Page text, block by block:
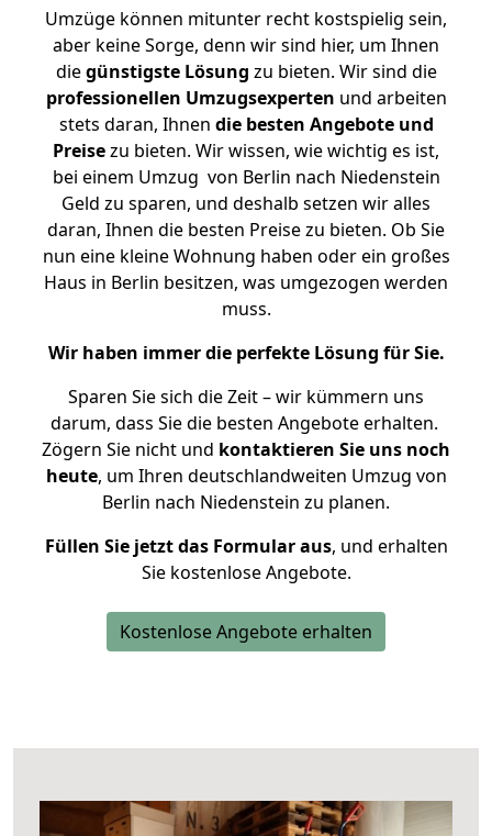
Umzüge können mitunter recht kostspielig sein,
aber keine Sorge, denn wir sind hier, um Ihnen
diegünstigste Lösung zu bieten. Wir sind die
professionellen Umzugsexperten und arbeiten
stets daran, Ihnen die besten Angebote und
Preisezu bieten. Wir wissen, wie wichtig es ist,
bei einem Umzug von Berlin nach Niedenstein
Geld zu sparen, und deshalb setzen wir alles
daran, Ihnen die besten Preise zu bieten. Ob Sie
nun eine kleine Wohnung haben oder ein großes
Haus in Berlin besitzen, was umgezogen werden
muss.
Wir haben immer die perfekte Lösung für Sie.
Sparen Sie sich die Zeit – wir kümmern uns
darum, dass Sie die besten Angebote erhalten.
Zögern Sie nicht und kontaktieren Sie uns noch
heute, um Ihren deutschlandweiten Umzug von
Berlin nach Niedenstein zu planen.
Füllen Sie jetzt das Formular aus, und erhalten
Sie kostenlose Angebote.
Kostenlose Angebote erhalten